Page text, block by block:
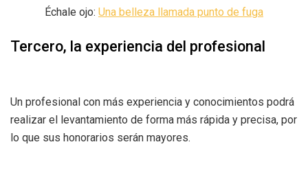
Échale ojo: Una belleza llamada punto de fuga
Tercero, la experiencia del profesional
Un profesional con más experiencia y conocimientos podrá
realizar el levantamiento de forma más rápida y precisa, por
lo que sus honorarios serán mayores.